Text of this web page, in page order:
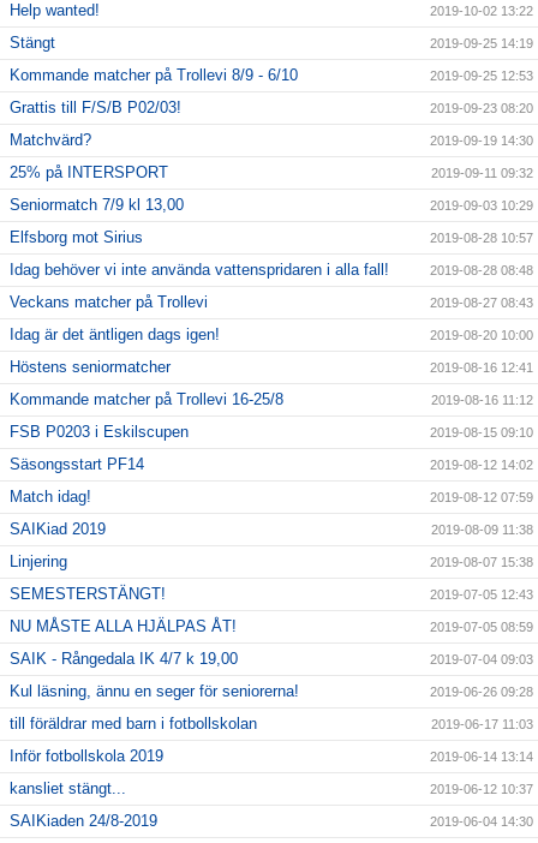
Help wanted! 2019-10-02 13:22
Stängt 2019-09-25 14:19
Kommande matcher på Trollevi 8/9 - 6/10 2019-09-25 12:53
Grattis till F/S/B P02/03! 2019-09-23 08:20
Matchvärd? 2019-09-19 14:30
25% på INTERSPORT 2019-09-11 09:32
Seniormatch 7/9 kl 13,00 2019-09-03 10:29
Elfsborg mot Sirius 2019-08-28 10:57
Idag behöver vi inte använda vattenspridaren i alla fall! 2019-08-28 08:48
Veckans matcher på Trollevi 2019-08-27 08:43
Idag är det äntligen dags igen! 2019-08-20 10:00
Höstens seniormatcher 2019-08-16 12:41
Kommande matcher på Trollevi 16-25/8 2019-08-16 11:12
FSB P0203 i Eskilscupen 2019-08-15 09:10
Säsongsstart PF14 2019-08-12 14:02
Match idag! 2019-08-12 07:59
SAIKiad 2019 2019-08-09 11:38
Linjering 2019-08-07 15:38
SEMESTERSTÄNGT! 2019-07-05 12:43
NU MÅSTE ALLA HJÄLPAS ÅT! 2019-07-05 08:59
SAIK - Rångedala IK 4/7 k 19,00 2019-07-04 09:03
Kul läsning, ännu en seger för seniorerna! 2019-06-26 09:28
till föräldrar med barn i fotbollskolan 2019-06-17 11:03
Inför fotbollskola 2019 2019-06-14 13:14
kansliet stängt... 2019-06-12 10:37
SAIKiaden 24/8-2019 2019-06-04 14:30